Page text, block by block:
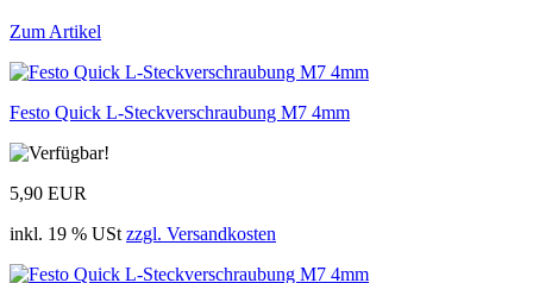
Zum Artikel
Festo Quick L-Steckverschraubung M7 4mm
5,90 EUR
inkl. 19 % USt zzgl. Versandkosten